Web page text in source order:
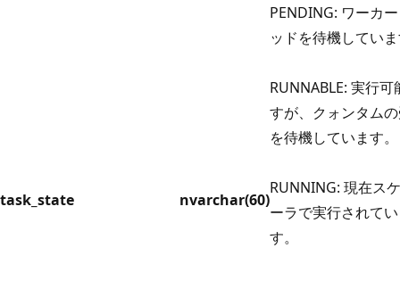
task_state nvarchar(60)
PENDING: ワーカ
ッドを待機してい
RUNNABLE: 実行可
すが、クォンタム
を待機しています。
RUNNING: 現在ス
ーラで実行されて
す。